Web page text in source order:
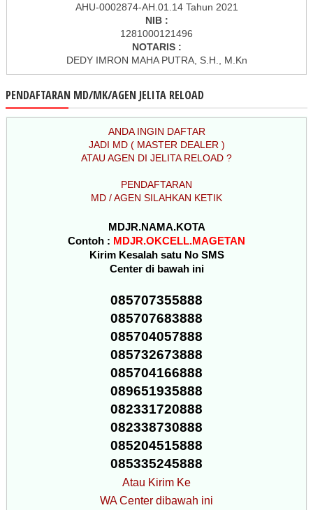
AHU-0002874-AH.01.14 Tahun 2021
NIB :
1281000121496
NOTARIS :
DEDY IMRON MAHA PUTRA, S.H., M.Kn
PENDAFTARAN MD/MK/AGEN JELITA RELOAD
ANDA INGIN DAFTAR
JADI MD ( MASTER DEALER )
ATAU AGEN DI JELITA RELOAD ?
PENDAFTARAN
MD / AGEN SILAHKAN KETIK
MDJR.NAMA.KOTA
Contoh : MDJR.OKCELL.MAGETAN
Kirim Kesalah satu No SMS
Center di bawah ini
085707355888
085707683888
085704057888
085732673888
085704166888
089651935888
082331720888
082338730888
085204515888
085335245888
Atau Kirim Ke
WA Center dibawah ini